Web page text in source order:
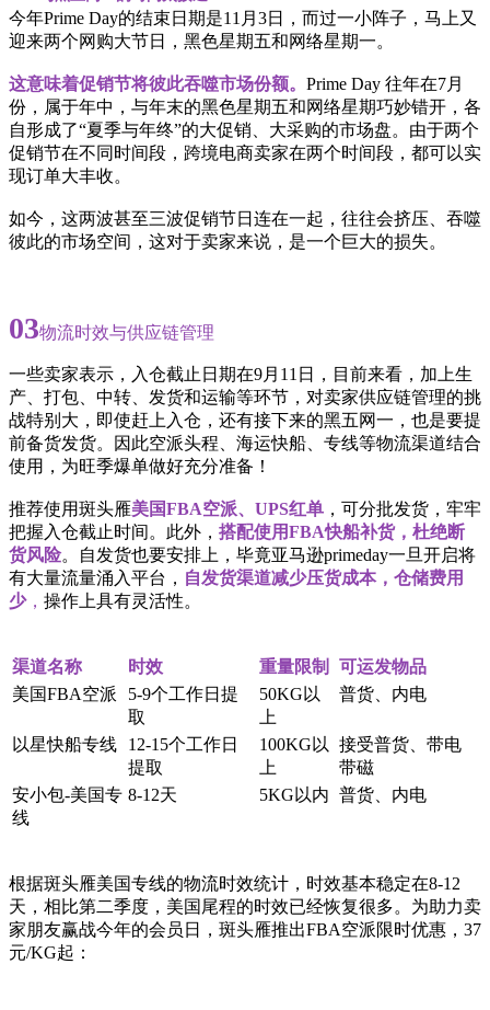
今年Prime Day的结束日期是11月3日，而过一小阵子，马上又
迎来两个网购大节日，黑色星期五和网络星期一。
这意味着促销节将彼此吞噬市场份额。 Prime Day 往年在7月
份，属于年中，与年末的黑色星期五和网络星期巧妙错开，各
自形成了“夏季与年终”的大促销、大采购的市场盘。由于两个
促销节在不同时间段，跨境电商卖家在两个时间段，都可以实
现订单大丰收。
如今，这两波甚至三波促销节日连在一起，往往会挤压、吞噬
彼此的市场空间，这对于卖家来说，是一个巨大的损失。
03物流时效与供应链管理
一些卖家表示，入仓截止日期在9月11日，目前来看，加上生
产、打包、中转、发货和运输等环节，对卖家供应链管理的挑
战特别大，即使赶上入仓，还有接下来的黑五网一，也是要提
前备货发货。因此空派头程、海运快船、专线等物流渠道结合
使用，为旺季爆单做好充分准备！
推荐使用斑头雁美国FBA空派、UPS红单 ，可分批发货，牢牢
把握入仓截止时间。此外， 搭配使用FBA快船补货，杜绝断
货风险。自发货也要安排上，毕竟亚马逊primeday一旦开启将
有大量流量涌入平台， 自发货渠道减少压货成本，仓储费用
少， 操作上具有灵活性。
渠道名称 时效 重量限制
可运发物品
美国FBA空派
5-9个工作日提
取
50KG以
上
普货、内电
以星快船专线
12-15个工作日
提取
100KG以
上
接受普货、带电
带磁
安小包-美国专
线
8-12天 5KG以内 普货、内电
根据斑头雁美国专线的物流时效统计，时效基本稳定在8-12
天，相比第二季度，美国尾程的时效已经恢复很多。为助力卖
家朋友赢战今年的会员日，斑头雁推出FBA空派限时优惠，37
元/KG起：